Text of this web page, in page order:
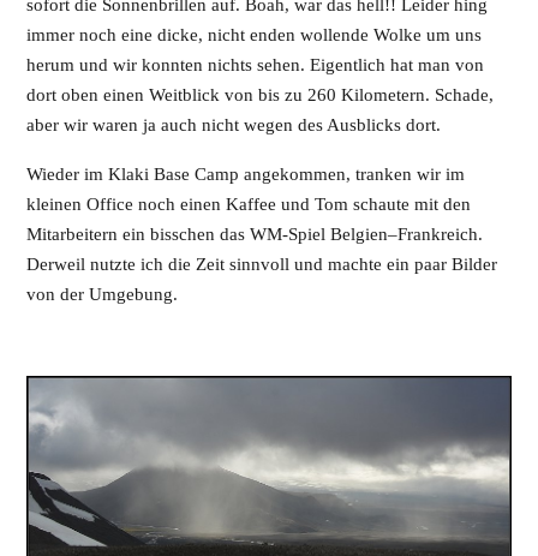
sofort die Sonnenbrillen auf. Boah, war das hell!! Leider hing
immer noch eine dicke, nicht enden wollende Wolke um uns
herum und wir konnten nichts sehen. Eigentlich hat man von
dort oben einen Weitblick von bis zu 260 Kilometern. Schade,
aber wir waren ja auch nicht wegen des Ausblicks dort.
Wieder im Klaki Base Camp angekommen, tranken wir im
kleinen Office noch einen Kaffee und Tom schaute mit den
Mitarbeitern ein bisschen das WM-Spiel Belgien–Frankreich.
Derweil nutzte ich die Zeit sinnvoll und machte ein paar Bilder
von der Umgebung.